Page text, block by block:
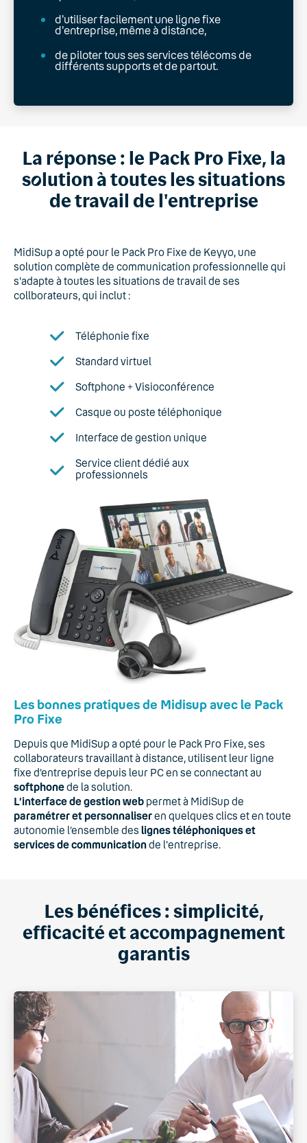
d'utiliser facilement une ligne fixe
d'entreprise, même à distance,
de piloter tous ses services télécoms de
différents supports et de partout.
La réponse : le Pack Pro Fixe, la
solution à toutes les situations
de travail de l'entreprise
MidiSup a opté pour le Pack Pro Fixe de Keyyo, une
solution complète de communication professionnelle qui
s'adapte à toutes les situations de travail de ses
collborateurs, qui inclut :
Téléphonie fixe
Standard virtuel
Softphone + Visioconférence
Casque ou poste téléphonique
Interface de gestion unique
Service client dédié aux
professionnels
Les bonnes pratiques de Midisup avec le Pack
Pro Fixe
Depuis que MidiSup a opté pour le Pack Pro Fixe, ses
collaborateurs travaillant à distance, utilisent leur ligne
fixe d’entreprise depuis leur PC en se connectant au
softphonede la solution.
L’interface de gestion web permet à MidiSup de
paramétrer et personnaliseren quelques clics et en toute
autonomie l’ensemble des lignes téléphoniques et
services de communicationde l'entreprise.
Les bénéfices : simplicité,
efficacité et accompagnement
garantis
">